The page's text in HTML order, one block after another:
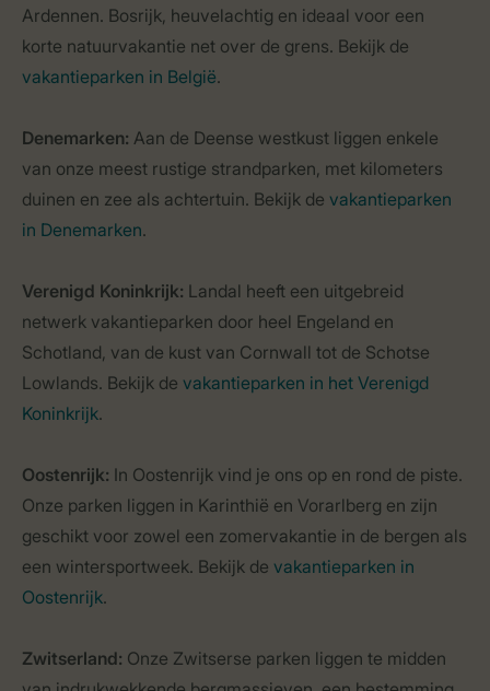
Ardennen. Bosrijk, heuvelachtig en ideaal voor een
korte natuurvakantie net over de grens. Bekijk de
vakantieparken in België.
Denemarken: Aan de Deense westkust liggen enkele
van onze meest rustige strandparken, met kilometers
duinen en zee als achtertuin. Bekijk de vakantieparken
in Denemarken.
Verenigd Koninkrijk: Landal heeft een uitgebreid
netwerk vakantieparken door heel Engeland en
Schotland, van de kust van Cornwall tot de Schotse
Lowlands. Bekijk de vakantieparken in het Verenigd
Koninkrijk.
Oostenrijk: In Oostenrijk vind je ons op en rond de piste.
Onze parken liggen in Karinthië en Vorarlberg en zijn
geschikt voor zowel een zomervakantie in de bergen als
een wintersportweek. Bekijk de vakantieparken in
Oostenrijk.
Zwitserland: Onze Zwitserse parken liggen te midden